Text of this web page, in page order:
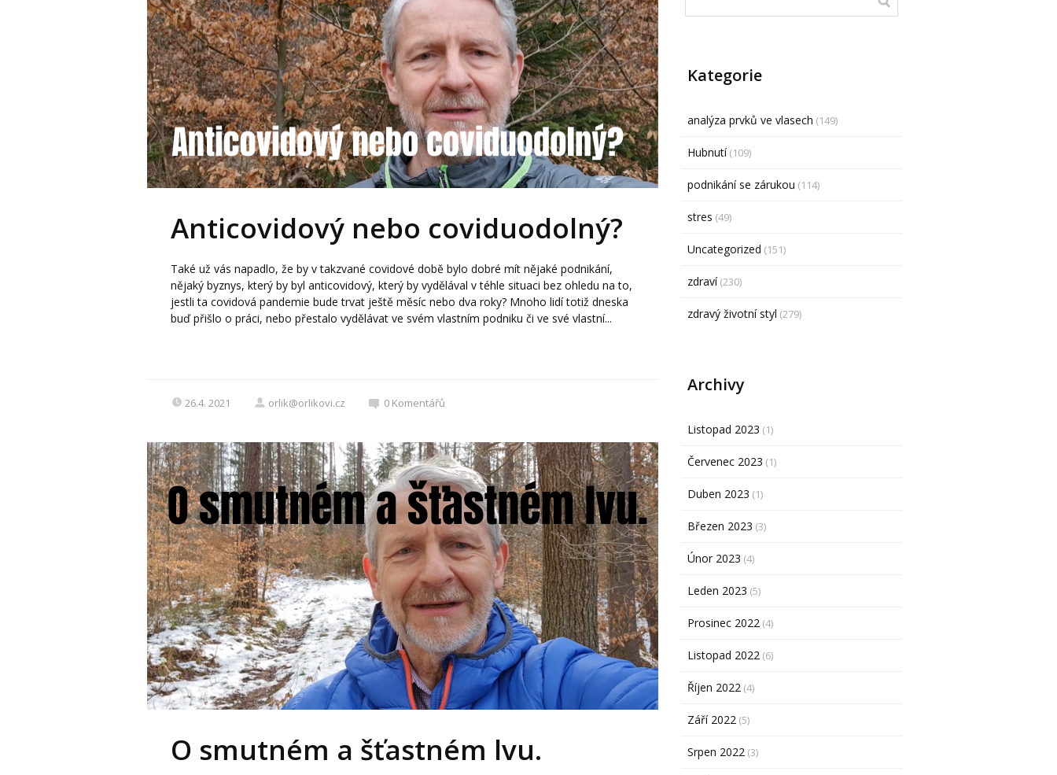
Anticovidový nebo coviduodolný?
Také už vás napadlo, že by v takzvané covidové době bylo dobré mít nějaké podnikání,
nějaký byznys, který by byl anticovidový, který by vydělával v téhle situaci bez ohledu na to,
jestli ta covidová pandemie bude trvat ještě měsíc nebo dva roky? Mnoho lidí totiž dneska
buď přišlo o práci, nebo přestalo vydělávat ve svém vlastním podniku či ve své vlastní...
26.4. 2021 orlik@orlikovi.cz 0 Komentářů
O smutném a šťastném lvu.
Kategorie
analýza prvků ve vlasech (149)
Hubnutí(109)
podnikání se zárukou (114)
stres (49)
Uncategorized (151)
zdraví(230)
zdravý životní styl (279)
Archivy
Listopad 2023 (1)
Červenec 2023 (1)
Duben 2023 (1)
Březen 2023 (3)
Únor 2023 (4)
Leden 2023 (5)
Prosinec 2022 (4)
Listopad 2022 (6)
Říjen 2022 (4)
Září 2022 (5)
Srpen 2022 (3)